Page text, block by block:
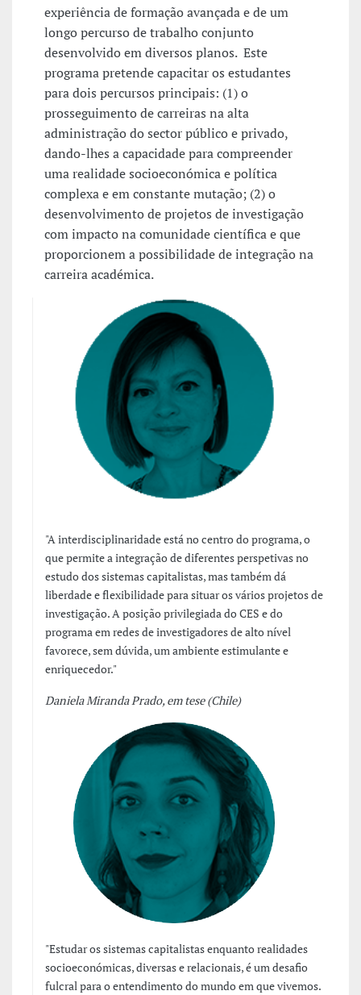
experiência de formação avançada e de um
longo percurso de trabalho conjunto
desenvolvido em diversos planos. Este
programa pretende capacitar os estudantes
para dois percursos principais: (1) o
prosseguimento de carreiras na alta
administração do sector público e privado,
dando-lhes a capacidade para compreender
uma realidade socioeconómica e política
complexa e em constante mutação; (2) o
desenvolvimento de projetos de investigação
com impacto na comunidade científica e que
proporcionem a possibilidade de integração na
carreira académica.
"A interdisciplinaridade está no centro do programa, o
que permite a integração de diferentes perspetivas no
estudo dos sistemas capitalistas, mas também dá
liberdade e flexibilidade para situar os vários projetos de
investigação. A posição privilegiada do CES e do
programa em redes de investigadores de alto nível
favorece, sem dúvida, um ambiente estimulante e
enriquecedor."
Daniela Miranda Prado, em tese (Chile)
"Estudar os sistemas capitalistas enquanto realidades
socioeconómicas, diversas e relacionais, é um desafio
fulcral para o entendimento do mundo em que vivemos.